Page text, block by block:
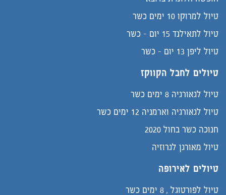
טיול למרוקו 10 ימים כשר
טיול לתאילנד 15 יום - כשר
טיול ליפן 13 יום - כשר
טיולים לחבל הקווקז
טיול לגאורגיה 8 ימים כשר
טיול לגאורגיה וארמניה 12 ימים כשר
חנוכה כשר בחול 2020
טיול מאורגן לגרוזיה
טיולים לאירופה
טיול לפורטוגל , 8 ימים כשר